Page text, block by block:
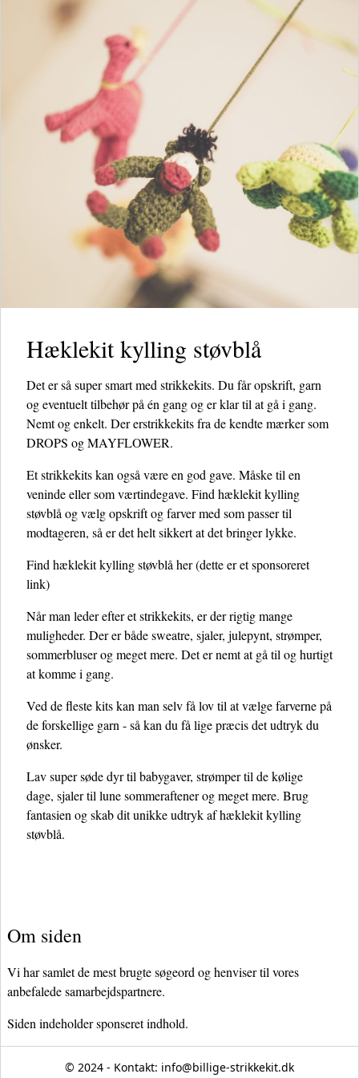
Hæklekit kylling støvblå
Det er så super smart med strikkekits. Du får opskrift, garn
og eventuelt tilbehør på én gang og er klar til at gå i gang.
Nemt og enkelt. Der erstrikkekits fra de kendte mærker som
DROPS og MAYFLOWER.
Et strikkekits kan også være en god gave. Måske til en
veninde eller som værtindegave. Find hæklekit kylling
støvblå og vælg opskrift og farver med som passer til
modtageren, så er det helt sikkert at det bringer lykke.
Find hæklekit kylling støvblå her(dette er et sponsoreret
link)
Når man leder efter et strikkekits, er der rigtig mange
muligheder. Der er både sweatre, sjaler, julepynt, strømper,
sommerbluser og meget mere. Det er nemt at gå til og hurtigt
at komme i gang.
Ved de fleste kits kan man selv få lov til at vælge farverne på
de forskellige garn - så kan du få lige præcis det udtryk du
ønsker.
Lav super søde dyr til babygaver, strømper til de kølige
dage, sjaler til lune sommeraftener og meget mere. Brug
fantasien og skab dit unikke udtryk af hæklekit kylling
støvblå.
Om siden
Vi har samlet de mest brugte søgeord og henviser til vores
anbefalede samarbejdspartnere.
Siden indeholder sponseret indhold.
© 2024 - Kontakt: info@billige-strikkekit.dk